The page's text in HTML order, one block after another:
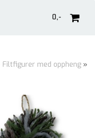
0,-
Filtfigurer med oppheng »
Trykk ENTER for å søke